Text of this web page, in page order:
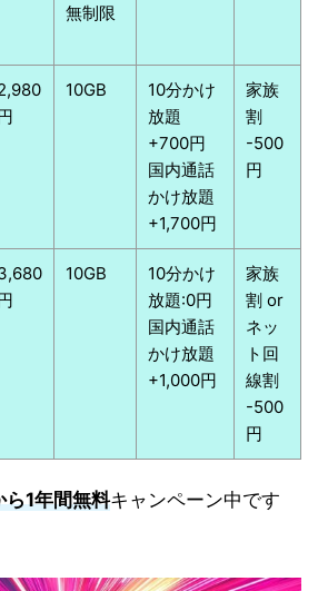
無制限
10GB
10分かけ
放題
+700円
国内通話
かけ放題
+1,700円
家族
割
-500
円
10GB
10分かけ
放題:0円
国内通話
かけ放題
+1,000円
家族
割 or
ネッ
ト回
線割
-500
円
ら1年間無料キャンペーン中です